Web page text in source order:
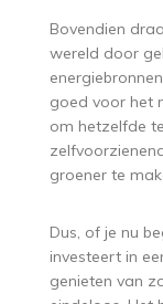
Bovendien
wereld door
goed voor het
om hetzelfde
groener te
Dus, of je nu
investeert in
genieten van